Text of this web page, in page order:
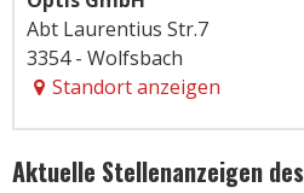
Abt Laurentius Str.7
3354 - Wolfsbach
Standort anzeigen
Aktuelle Stellenanzeigen